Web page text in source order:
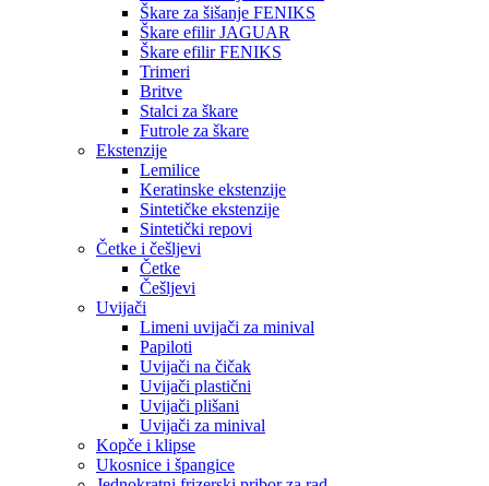
Škare za šišanje FENIKS
Škare efilir JAGUAR
Škare efilir FENIKS
Trimeri
Britve
Stalci za škare
Futrole za škare
Ekstenzije
Lemilice
Keratinske ekstenzije
Sintetičke ekstenzije
Sintetički repovi
Četke i češljevi
Četke
Češljevi
Uvijači
Limeni uvijači za minival
Papiloti
Uvijači na čičak
Uvijači plastični
Uvijači plišani
Uvijači za minival
Kopče i klipse
Ukosnice i špangice